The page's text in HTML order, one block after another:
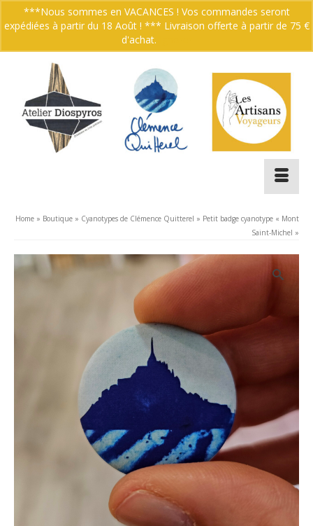
Votre panier 0.00€
Home » Boutique » Cyanotypes de Clémence Quitterel » Petit badge cyanotype « Mont
Saint-Michel »
***Nous sommes en VACANCES ! Vos commandes seront
expédiées à partir du 18 Août ! *** Livraison offerte à partir de 75 €
d'achat.